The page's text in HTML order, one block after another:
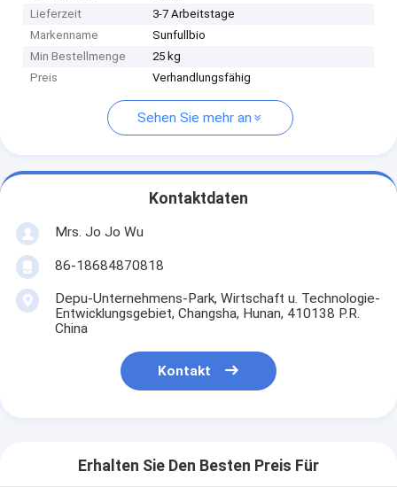
Lieferzeit
3-7 Arbeitstage
Markenname
Sunfullbio
Min Bestellmenge
25 kg
Preis
Verhandlungsfähig
Sehen Sie mehr an
Kontaktdaten
Mrs. Jo Jo Wu
86-18684870818
Depu-Unternehmens-Park, Wirtschaft u. Technologie-
Entwicklungsgebiet, Changsha, Hunan, 410138 P.R.
China
Kontakt
Erhalten Sie Den Besten Preis Für